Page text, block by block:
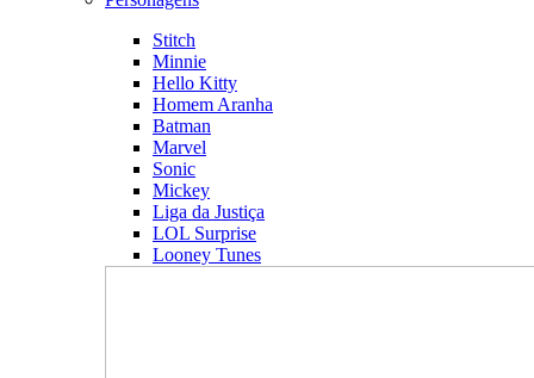
Stitch
Minnie
Hello Kitty
Homem Aranha
Batman
Marvel
Sonic
Mickey
Liga da Justiça
LOL Surprise
Looney Tunes